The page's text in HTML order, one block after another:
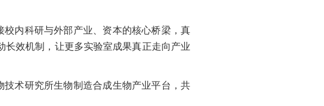
内科研与外部产业、资本的核心桥梁，真
长效机制，让更多实验室成果真正走向产业
术研究所生物制造合成生物产业平台，共